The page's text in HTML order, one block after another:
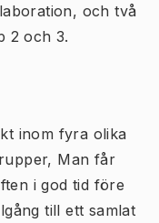
och två
2 och 3.
inom fyra olika
Man får
i god tid före
till ett samlat